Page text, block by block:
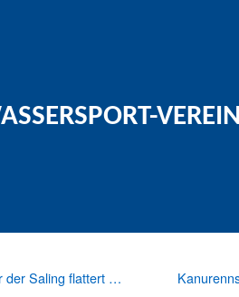
der Saling flattert …